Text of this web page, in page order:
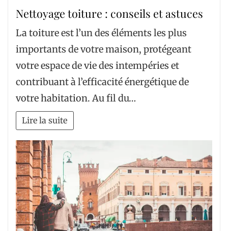
Nettoyage toiture : conseils et astuces
La toiture est l’un des éléments les plus
importants de votre maison, protégeant
votre espace de vie des intempéries et
contribuant à l’efficacité énergétique de
votre habitation. Au fil du…
Lire la suite